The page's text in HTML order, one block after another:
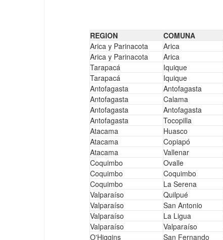
REGION COMUNA
Arica y Parinacota
Arica
Arica y Parinacota
Arica
Tarapacá
Iquique
Tarapacá
Iquique
Antofagasta
Antofagasta
Antofagasta
Calama
Antofagasta
Antofagasta
Antofagasta
Tocopilla
Atacama
Huasco
Atacama
Copiapó
Atacama
Vallenar
Coquimbo
Ovalle
Coquimbo
Coquimbo
Coquimbo
La Serena
Valparaíso
Quilpué
Valparaíso
San Antonio
Valparaíso
La Ligua
Valparaíso
Valparaíso
O'Higgins
San Fernando